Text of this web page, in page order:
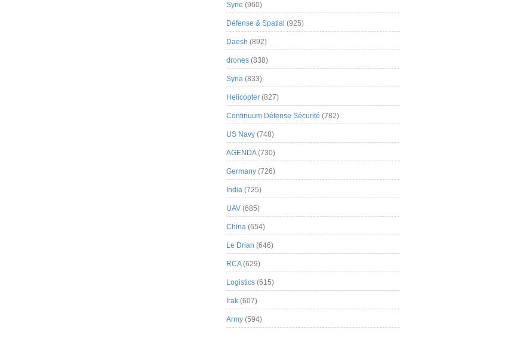
Syrie (960)
Défense & Spatial (925)
Daesh (892)
drones (838)
Syria (833)
Helicopter (827)
Continuum Défense Sécurité (782)
US Navy (748)
AGENDA(730)
Germany (726)
India (725)
UAV (685)
China (654)
Le Drian (646)
RCA(629)
Logistics (615)
Irak (607)
Army (594)